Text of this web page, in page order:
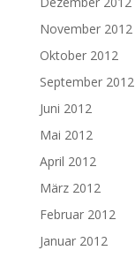
November 2012
Oktober 2012
September 2012
Juni 2012
Mai 2012
April 2012
März 2012
Februar 2012
Januar 2012